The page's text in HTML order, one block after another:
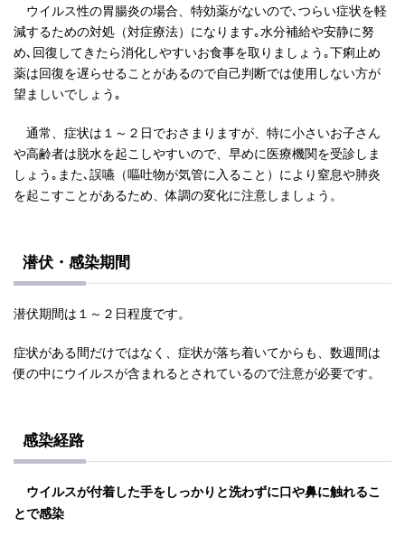
ウイルス性の胃腸炎の場合、特効薬がないので､つらい症状を軽
減するための対処（対症療法）になります｡水分補給や安静に努
め､回復してきたら消化しやすいお食事を取りましょう｡下痢止め
薬は回復を遅らせることがあるので自己判断では使用しない方が
望ましいでしょう｡
通常、症状は１～２日でおさまりますが、特に小さいお子さん
や高齢者は脱水を起こしやすいので、早めに医療機関を受診しま
しょう｡また､誤嚥（嘔吐物が気管に入ること）により窒息や肺炎
を起こすことがあるため、体調の変化に注意しましょう。
潜伏・感染期間
潜伏期間は１～２日程度です。
症状がある間だけではなく、症状が落ち着いてからも、数週間は
便の中にウイルスが含まれるとされているので注意が必要です。
感染経路
ウイルスが付着した手をしっかりと洗わずに口や鼻に触れるこ
とで感染